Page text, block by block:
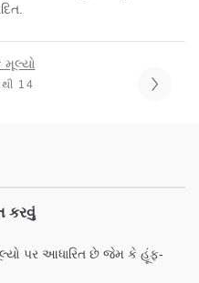
મૂલ્યો
14
કરવું
મૂલ્યો પર આધારિત છે જેમ કે હૂંફ-